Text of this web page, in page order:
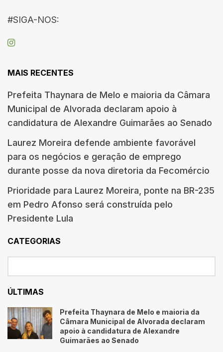
#SIGA-NOS:
MAIS RECENTES
Prefeita Thaynara de Melo e maioria da Câmara
Municipal de Alvorada declaram apoio à
candidatura de Alexandre Guimarães ao Senado
Laurez Moreira defende ambiente favorável
para os negócios e geração de emprego
durante posse da nova diretoria da Fecomércio
Prioridade para Laurez Moreira, ponte na BR-235
em Pedro Afonso será construída pelo
Presidente Lula
CATEGORIAS
ÚLTIMAS
Prefeita Thaynara de Melo e maioria da
Câmara Municipal de Alvorada declaram
apoio à candidatura de Alexandre
Guimarães ao Senado